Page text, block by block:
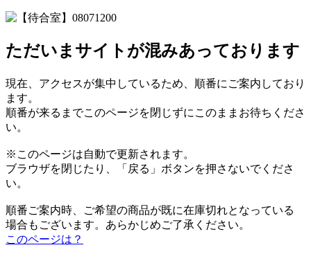
ただいまサイトが混みあっております
現在、アクセスが集中しているため、順番にご案内しており
ます。
順番が来るまでこのページを閉じずにこのままお待ちくださ
い。
※このページは自動で更新されます。
ブラウザを閉じたり、「戻る」ボタンを押さないでくださ
い。
順番ご案内時、ご希望の商品が既に在庫切れとなっている
場合もございます。あらかじめご了承ください。
このページは？